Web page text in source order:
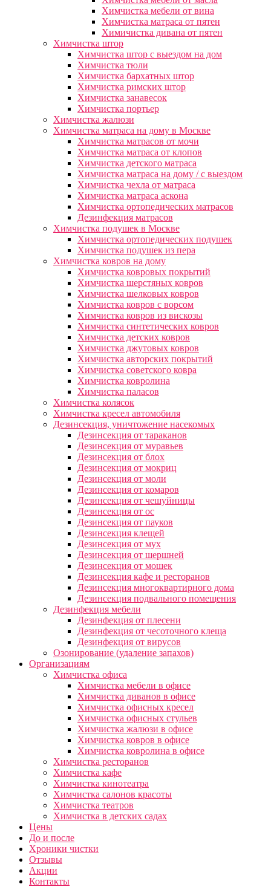
Химчистка мебели от вина
Химчистка матраса от пятен
Химичистка дивана от пятен
Химчистка штор
Химчистка штор с выездом на дом
Химчистка тюли
Химчистка бархатных штор
Химчистка римских штор
Химчистка занавесок
Химчистка портьер
Химчистка жалюзи
Химчистка матраса на дому в Москве
Химчистка матрасов от мочи
Химчистка матраса от клопов
Химчистка детского матраса
Химчистка матраса на дому / с выездом
Химчистка чехла от матраса
Химчистка матраса аскона
Химчистка ортопедических матрасов
Дезинфекция матрасов
Химчистка подушек в Москве
Химчистка ортопедических подушек
Химчистка подушек из пера
Химчистка ковров на дому
Химчистка ковровых покрытий
Химчистка шерстяных ковров
Химчистка шелковых ковров
Химчистка ковров с ворсом
Химчистка ковров из вискозы
Химчистка синтетических ковров
Химчистка детских ковров
Химчистка джутовых ковров
Химчистка авторских покрытий
Химчистка советского ковра
Химчистка ковролина
Химчистка паласов
Химчистка колясок
Химчистка кресел автомобиля
Дезинсекция, уничтожение насекомых
Дезинсекция от тараканов
Дезинсекция от муравьев
Дезинсекция от блох
Дезинсекция от мокриц
Дезинсекция от моли
Дезинсекция от комаров
Дезинсекция от чешуйницы
Дезинсекция от ос
Дезинсекция от пауков
Дезинсекция клещей
Дезинсекция от мух
Дезинсекция от шершней
Дезинсекция от мошек
Дезинсекция кафе и ресторанов
Дезинсекция многоквартирного дома
Дезинсекция подвального помещения
Дезинфекция мебели
Дезинфекция от плесени
Дезинфекция от чесоточного клеща
Дезинфекция от вирусов
Озонирование (удаление запахов)
Организациям
Химчистка офиса
Химчистка мебели в офисе
Химчистка диванов в офисе
Химчистка офисных кресел
Химчистка офисных стульев
Химчистка жалюзи в офисе
Химчистка ковров в офисе
Химчистка ковролина в офисе
Химчистка ресторанов
Химчистка кафе
Химчистка кинотеатра
Химчистка салонов красоты
Химчистка театров
Химчистка в детских садах
Цены
До и после
Хроники чистки
Отзывы
Акции
Контакты